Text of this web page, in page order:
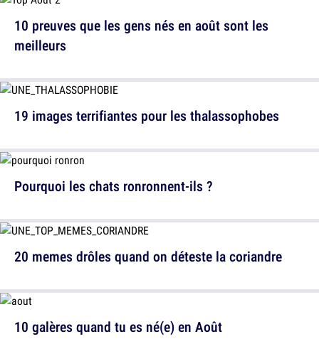
10 preuves que les gens nés en août sont les
meilleurs
Pourquoi les chats ronronnent-ils ?
10 galères quand tu es né(e) en Août
19 images terrifiantes pour les thalassophobes
20 memes drôles quand on déteste la coriandre